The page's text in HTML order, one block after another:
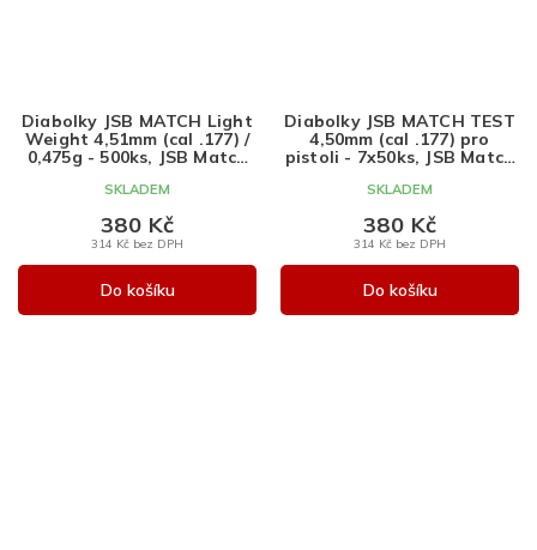
Diabolky JSB MATCH Light
Weight 4,51mm (cal .177) /
0,475g - 500ks, JSB Match
SKLADEM
314 Kč bez DPH
380 Kč
Do košíku
Diabolky JSB MATCH TEST
4,50mm (cal .177) pro
pistoli - 7x50ks, JSB Match
SKLADEM
314 Kč bez DPH
380 Kč
Do košíku